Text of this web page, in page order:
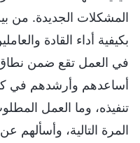
المشكلات الجديدة. من
بكيفية أداء القادة
في العمل تقع ضمن نطاق
أساعدهم وأرشدهم في
تنفيذه، وما العمل
المرة التالية، وأسألهم